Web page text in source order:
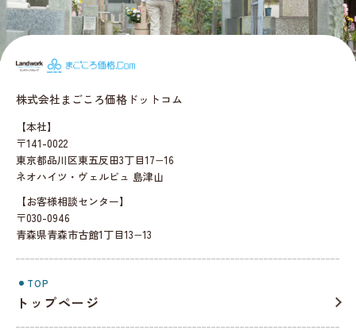
まごころ価格
株式会社まごころ価格ドットコム
【本社】
〒141-0022
東京都品川区東五反田3丁目17−16
ネオハイツ・ヴェルビュ 島津山
【お客様相談センター】
〒030-0946
青森県青森市古館1丁目13−13
TOP
トップページ